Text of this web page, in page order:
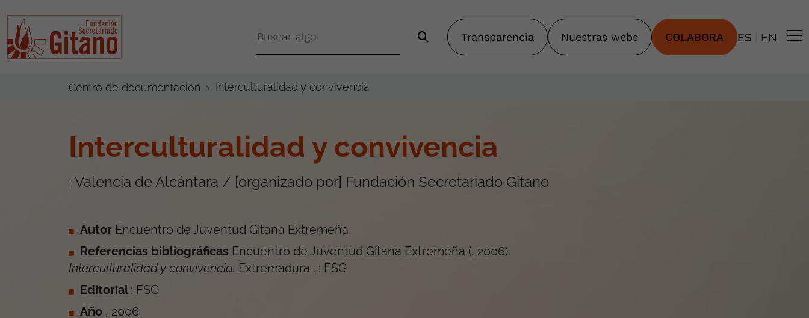
Transparencia Nuestras webs COLABORA ES EN
Centro de documentación Interculturalidad y convivencia
Interculturalidad y convivencia
: Valencia de Alcántara / [organizado por] Fundación Secretariado Gitano
Autor Encuentro de Juventud Gitana Extremeña
Referencias bibliográficas Encuentro de Juventud Gitana Extremeña (, 2006).
Interculturalidad y convivencia. Extremadura . : FSG
Editorial : FSG
Año , 2006